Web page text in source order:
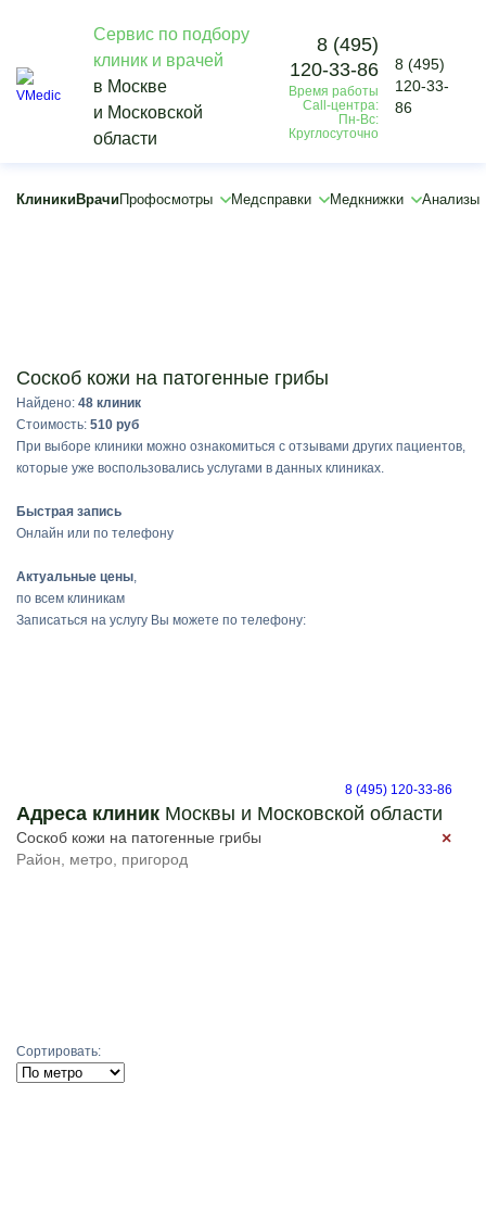
Сервис по подбору
клиник и врачей
в Москве
и Московской
области
8 (495)
120-33-86
Время работы
Call-центра:
Пн-Вс:
Круглосуточно
8 (495)
120-33-
86
Клиники Врачи Профосмотры Медсправки Медкнижки Анализы
Vmedic
Анализы
Исследования соскобов кожи и слизистых
Соскоб кожи на патогенные грибы
Соскоб кожи на патогенные грибы
Найдено: 48 клиник
Стоимость: 510 руб
При выборе клиники можно ознакомиться с отзывами других пациентов,
которые уже воспользовались услугами в данных клиниках.
Быстрая запись
Онлайн или по телефону
Актуальные цены,
по всем клиникам
Записаться на услугу Вы можете по телефону:
8 (495) 120-33-86
Адреса клиник Москвы и Московской области
×
Сортировать: